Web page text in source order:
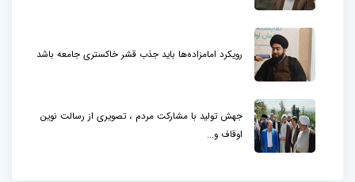
رویکرد امامزاده‌ها باید جذب قشر خاکستری جامعه باشد
جهش تولید با مشارکت مردم ، تصویری از رسالت نوین
اوقاف و...